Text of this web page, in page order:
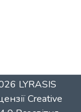
LYRASIS
Creative